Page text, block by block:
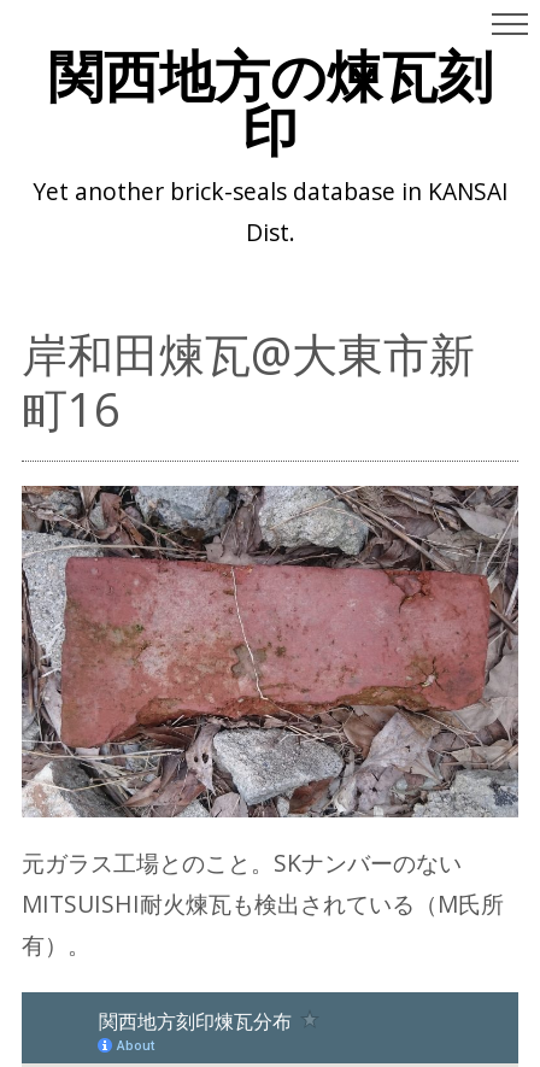
関西地方の煉瓦刻
印
Yet another brick-seals database in KANSAI
Dist.
岸和田煉瓦@大東市新
町16
元ガラス工場とのこと。SKナンバーのない
MITSUISHI耐火煉瓦も検出されている（M氏所
有）。